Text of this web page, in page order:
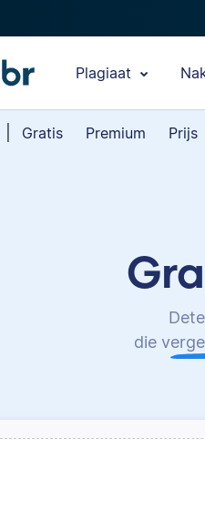
Plagiaat
Gratis Premium Prijs
die